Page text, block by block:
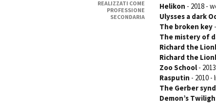
REALIZZATI COME
PROFESSIONE
SECONDARIA
Helikon - 2018 -
Ulysses a dark
The broken key
The mistery of
Richard the
Richard the
Zoo School-
Rasputin - 2010
The Gerber
Demon’s